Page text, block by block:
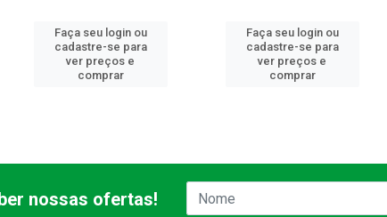
Faça seu login ou
cadastre-se para
ver preços e
comprar
Faça seu login ou
cadastre-se para
ver preços e
comprar
nossas ofertas!